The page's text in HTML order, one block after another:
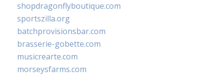
shopdragonflyboutique.com
sportszilla.org
batchprovisionsbar.com
brasserie-gobette.com
musicrearte.com
morseysfarms.com